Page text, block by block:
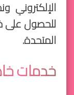
للحصول على
المتحدة.
خدمات